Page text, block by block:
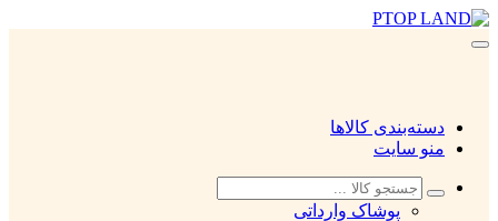
دسته‌بندی کالاها
منو سایت
پوشاک وارداتی